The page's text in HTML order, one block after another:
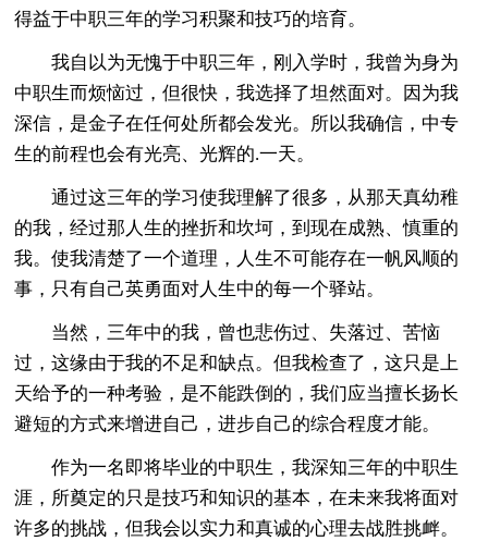
得益于中职三年的学习积聚和技巧的培育。
我自以为无愧于中职三年，刚入学时，我曾为身为
中职生而烦恼过，但很快，我选择了坦然面对。因为我
深信，是金子在任何处所都会发光。所以我确信，中专
生的前程也会有光亮、光辉的.一天。
通过这三年的学习使我理解了很多，从那天真幼稚
的我，经过那人生的挫折和坎坷，到现在成熟、慎重的
我。使我清楚了一个道理，人生不可能存在一帆风顺的
事，只有自己英勇面对人生中的每一个驿站。
当然，三年中的我，曾也悲伤过、失落过、苦恼
过，这缘由于我的不足和缺点。但我检查了，这只是上
天给予的一种考验，是不能跌倒的，我们应当擅长扬长
避短的方式来增进自己，进步自己的综合程度才能。
作为一名即将毕业的中职生，我深知三年的中职生
涯，所奠定的只是技巧和知识的基本，在未来我将面对
许多的挑战，但我会以实力和真诚的心理去战胜挑衅。